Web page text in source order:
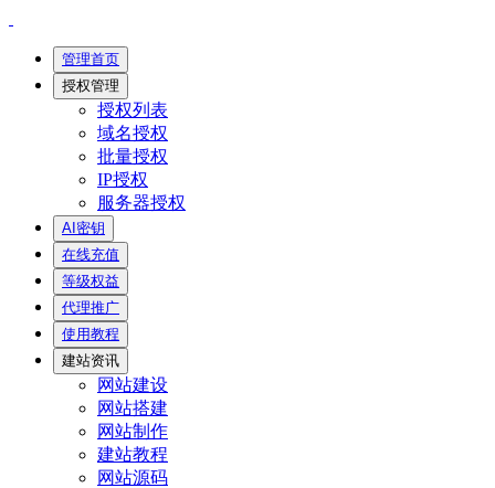
管理首页
授权管理
授权列表
域名授权
批量授权
IP授权
服务器授权
AI密钥
在线充值
等级权益
代理推广
使用教程
建站资讯
网站建设
网站搭建
网站制作
建站教程
网站源码